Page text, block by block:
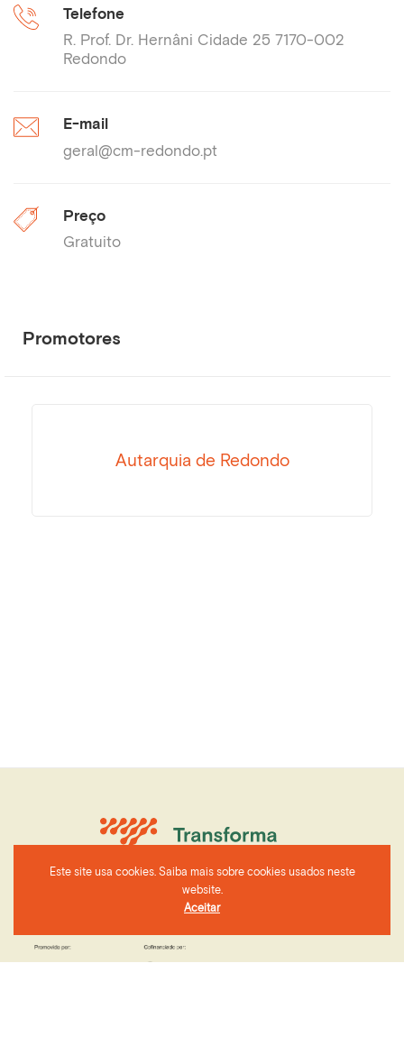
Telefone
R. Prof. Dr. Hernâni Cidade 25 7170-002
Redondo
E-mail
geral@cm-redondo.pt
Preço
Gratuito
Promotores
Autarquia de Redondo
Este site usa cookies. Saiba mais sobre cookies usados neste
website.
Aceitar